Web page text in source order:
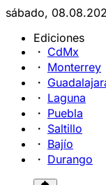
sábado,
Ediciones
CdMx
Monterrey
Laguna
Puebla
Saltillo
Bajío
Durango